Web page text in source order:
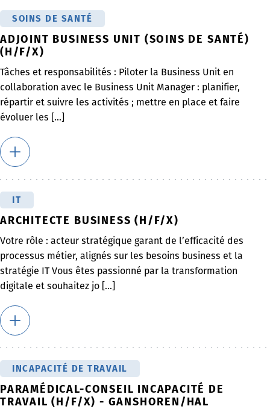
SOINS DE SANTÉ
ADJOINT BUSINESS UNIT (SOINS DE SANTÉ)
(H/F/X)
Tâches et responsabilités : Piloter la Business Unit en
collaboration avec le Business Unit Manager : planifier,
répartir et suivre les activités ; mettre en place et faire
évoluer les [...]
IT
ARCHITECTE BUSINESS (H/F/X)
Votre rôle : acteur stratégique garant de l’efficacité des
processus métier, alignés sur les besoins business et la
stratégie IT Vous êtes passionné par la transformation
digitale et souhaitez jo [...]
INCAPACITÉ DE TRAVAIL
PARAMÉDICAL-CONSEIL INCAPACITÉ DE
TRAVAIL (H/F/X) - GANSHOREN/HAL